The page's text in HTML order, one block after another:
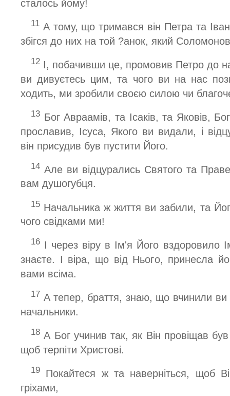
сталось йому!
11 А тому, що тримався він Петра та
збігся до них на той ?анок, який
12 І, побачивши це, промовив Петро до
ви дивуєтесь цим, та чого ви на нас
ходить, ми зробили своєю силою чи
13 Бог Авраамів, та Ісаків, та Яковів,
прославив, Ісуса, Якого ви видали, і
він присудив був пустити Його.
14 Але ви відцурались Святого та
вам душогубця.
15 Начальника ж життя ви забили, та
чого свідками ми!
16 І через віру в Ім'я Його вздоровило
знаєте. І віра, що від Нього, принесла
вами всіма.
17 А тепер, браття, знаю, що вчинили ви
начальники.
18 А Бог учинив так, як Він провіщав був
щоб терпіти Христові.
19 Покайтеся ж та наверніться, щоб
гріхами,